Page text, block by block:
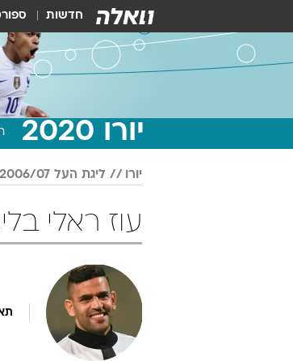
חדשות
יורו 2020
יורו ליגת העל 2006/07
עוז ראלי בליגת העל